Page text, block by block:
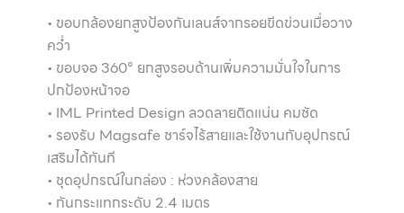
• ขอบกล้องยกสูงป้องกันเลนส์จากรอยขีดข่วนเมื่อวาง
คว่ำ
• ขอบจอ 360° ยกสูงรอบด้านเพิ่มความมั่นใจในการ
ปกป้องหน้าจอ
• IML Printed Design ลวดลายติดแน่น คมชัด
• รองรับ Magsafe ชาร์จไร้สายและใช้งานกับอุปกรณ์
เสริมได้ทันที
• ชุดอุปกรณ์ในกล่อง : ห่วงคล้องสาย
• กันกระแทกระดับ 2.4 เมตร